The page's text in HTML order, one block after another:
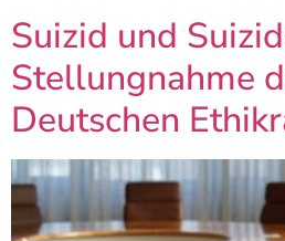
Suizid und
Stellungnahme
Deutschen